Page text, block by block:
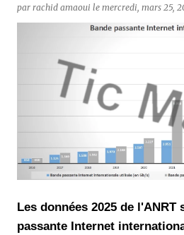
par rachid amaoui le mercredi, mars 25,
Les données 2025 de l'ANRT
passante Internet